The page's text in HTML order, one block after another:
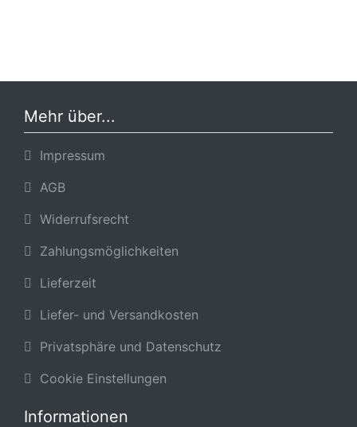
Mehr über...
Impressum
AGB
Widerrufsrecht
Zahlungsmöglichkeiten
Lieferzeit
Liefer- und Versandkosten
Privatsphäre und Datenschutz
Cookie Einstellungen
Informationen